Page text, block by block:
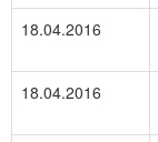
18.04.2016
18.04.2016